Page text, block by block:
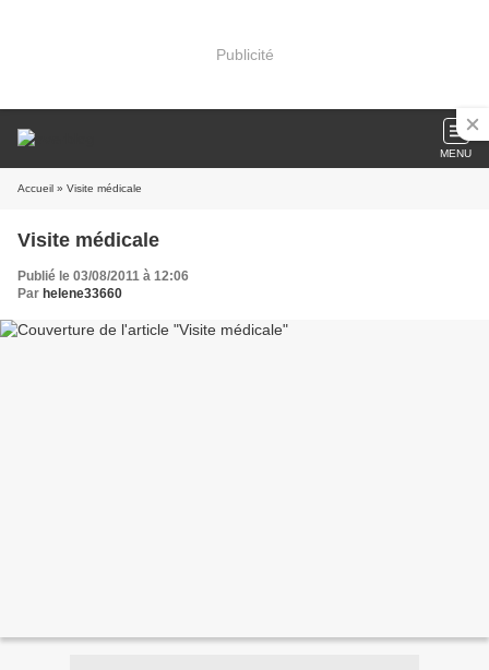
Publicité
MENU
Accueil » Visite médicale
Visite médicale
Publié le 03/08/2011 à 12:06
Par helene33660